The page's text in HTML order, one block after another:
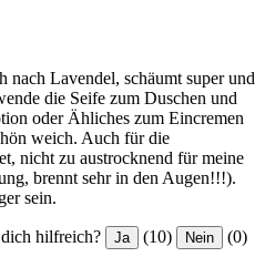
nach Lavendel, schäumt super und
die Seife zum Duschen und
oder Ähliches zum Eincremen
weich. Auch für die
nicht zu austrocknend für meine
brennt sehr in den Augen!!!).
sein.
hilfreich? Ja (10) Nein (0)